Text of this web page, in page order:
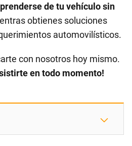
de tu vehículo sin
obtienes soluciones
automovilísticos.
con nosotros hoy mismo.
en todo momento!